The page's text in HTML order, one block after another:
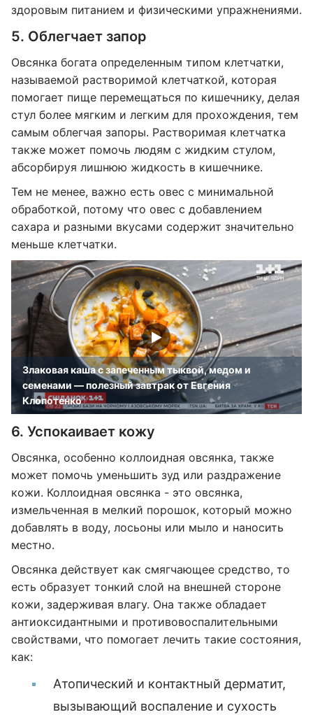
здоровым питанием и физическими упражнениями.
5. Облегчает запор
Овсянка богата определенным типом клетчатки,
называемой растворимой клетчаткой, которая
помогает пище перемещаться по кишечнику, делая
стул более мягким и легким для прохождения, тем
самым облегчая запоры. Растворимая клетчатка
также может помочь людям с жидким стулом,
абсорбируя лишнюю жидкость в кишечнике.
Тем не менее, важно есть овес с минимальной
обработкой, потому что овес с добавлением
сахара и разными вкусами содержит значительно
меньше клетчатки.
Злаковая каша с запеченным тыквой, медом и
семенами — полезный завтрак от Евгения
Клопотенко
6. Успокаивает кожу
Овсянка, особенно коллоидная овсянка, также
может помочь уменьшить зуд или раздражение
кожи. Коллоидная овсянка - это овсянка,
измельченная в мелкий порошок, который можно
добавлять в воду, лосьоны или мыло и наносить
местно.
Овсянка действует как смягчающее средство, то
есть образует тонкий слой на внешней стороне
кожи, задерживая влагу. Она также обладает
антиоксидантными и противовоспалительными
свойствами, что помогает лечить такие состояния,
как:
Атопический и контактный дерматит,
вызывающий воспаление и сухость